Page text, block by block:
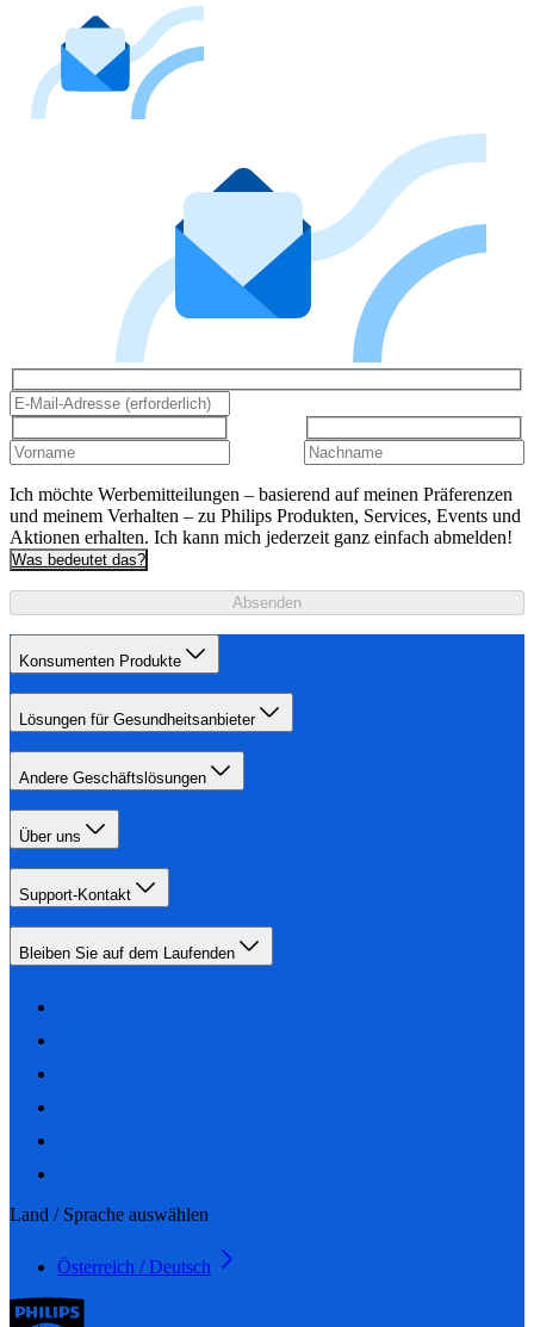
Ich möchte Werbemitteilungen – basierend auf meinen Präferenzen
und meinem Verhalten – zu Philips Produkten, Services, Events und
Aktionen erhalten. Ich kann mich jederzeit ganz einfach abmelden!
Was bedeutet das?
Absenden
Konsumenten Produkte
Lösungen für Gesundheitsanbieter
Andere Geschäftslösungen
Über uns
Support-Kontakt
Bleiben Sie auf dem Laufenden
Land / Sprache auswählen
Österreich / Deutsch